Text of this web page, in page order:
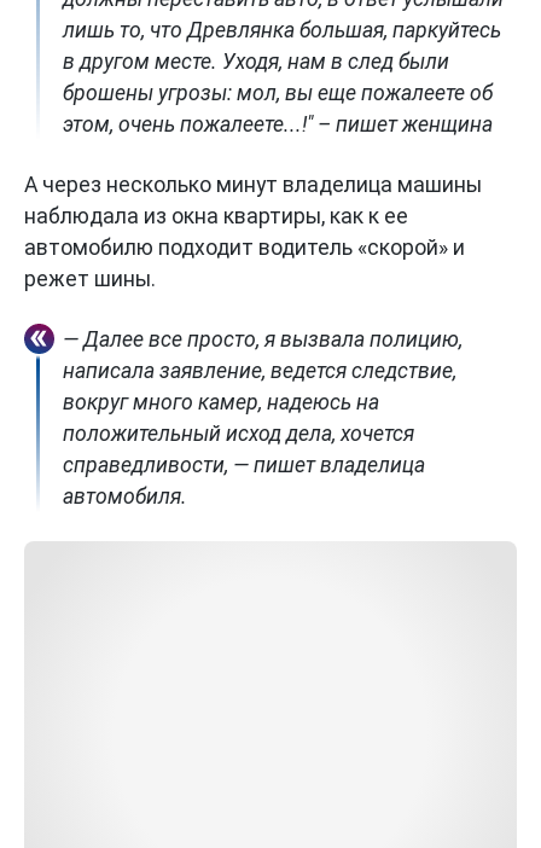
лишь то, что Древлянка большая, паркуйтесь
в другом месте. Уходя, нам в след были
брошены угрозы: мол, вы еще пожалеете об
этом, очень пожалеете...!" – пишет женщина
А через несколько минут владелица машины
наблюдала из окна квартиры, как к ее
автомобилю подходит водитель «скорой» и
режет шины.
— Далее все просто, я вызвала полицию,
написала заявление, ведется следствие,
вокруг много камер, надеюсь на
положительный исход дела, хочется
справедливости, — пишет владелица
автомобиля.